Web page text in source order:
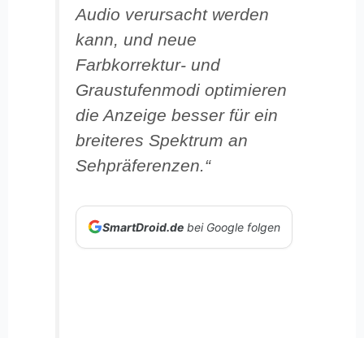
Audio verursacht werden
kann, und neue
Farbkorrektur- und
Graustufenmodi optimieren
die Anzeige besser für ein
breiteres Spektrum an
Sehpräferenzen.“
SmartDroid.de bei Google folgen